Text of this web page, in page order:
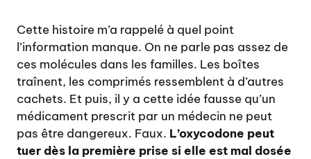
Cette histoire m’a rappelé à quel point
l’information manque. On ne parle pas assez de
ces molécules dans les familles. Les boîtes
traînent, les comprimés ressemblent à d’autres
cachets. Et puis, il y a cette idée fausse qu’un
médicament prescrit par un médecin ne peut
pas être dangereux. Faux. L’oxycodone peut
tuer dès la première prise si elle est mal dosée